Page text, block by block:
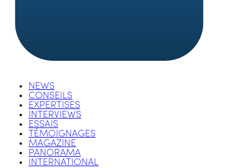
NEWS
CONSEILS
EXPERTISES
INTERVIEWS
ESSAIS
TÉMOIGNAGES
MAGAZINE
PANORAMA
INTERNATIONAL